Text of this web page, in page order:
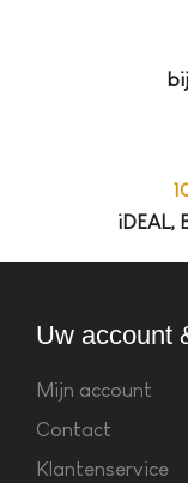
iDEAL,
Uw account
Mijn account
Contact
Klantenservice